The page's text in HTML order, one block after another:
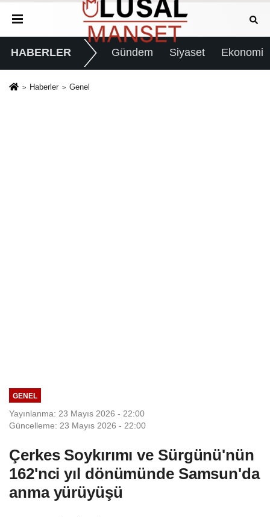
HABERLER Gündem Siyaset Ekonomi
Haberler Genel
GENEL
Yayınlanma: 23 Mayıs 2026 - 22:00
Güncelleme: 23 Mayıs 2026 - 22:00
Çerkes Soykırımı ve Sürgünü'nün
162'nci yıl dönümünde Samsun'da
anma yürüyüşü